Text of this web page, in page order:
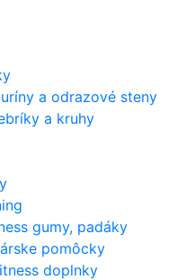
a odrazové steny
a kruhy
gumy, padáky
pomôcky
doplnky